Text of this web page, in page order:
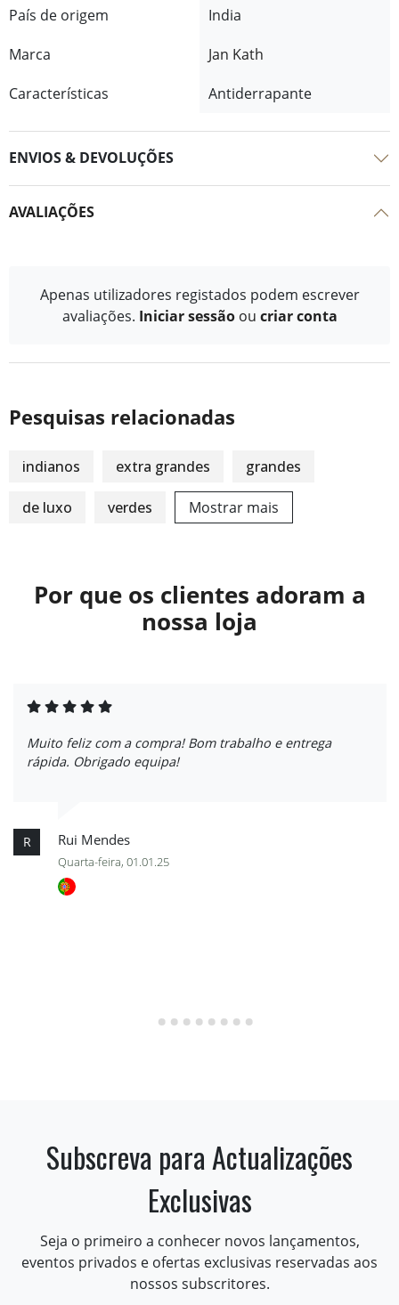
País de origem
India
Marca
Jan Kath
Características
Antiderrapante
ENVIOS & DEVOLUÇÕES
AVALIAÇÕES
Apenas utilizadores registados podem escrever
avaliações. Iniciar sessão ou criar conta
Pesquisas relacionadas
indianos extra grandes grandes
de luxo verdes Mostrar mais
Por que os clientes adoram a
nossa loja
Muito feliz com a compra! Bom trabalho e entrega
rápida. Obrigado equipa!
R Rui Mendes
Quarta-feira, 01.01.25
Subscreva para Actualizações
Exclusivas
Seja o primeiro a conhecer novos lançamentos,
eventos privados e ofertas exclusivas reservadas aos
nossos subscritores.